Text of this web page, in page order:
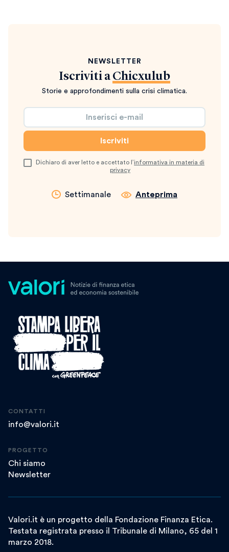
NEWSLETTER
Iscriviti a Chicxulub
Storie e approfondimenti sulla crisi climatica.
Dichiaro di aver letto e accettato l’informativa in materia di
privacy
Settimanale Anteprima
CONTATTI
info@valori.it
PROGETTO
Chi siamo
Newsletter
Valori.it è un progetto della Fondazione Finanza Etica.
Testata registrata presso il Tribunale di Milano, 65 del 1
marzo 2018.